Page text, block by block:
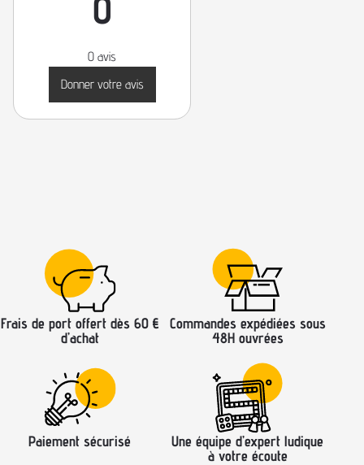
0
0 avis
Donner votre avis
Frais de port offert dès 60 €
d’achat
Commandes expédiées sous
48H ouvrées
Paiement sécurisé
Une équipe d’expert ludique
à votre écoute